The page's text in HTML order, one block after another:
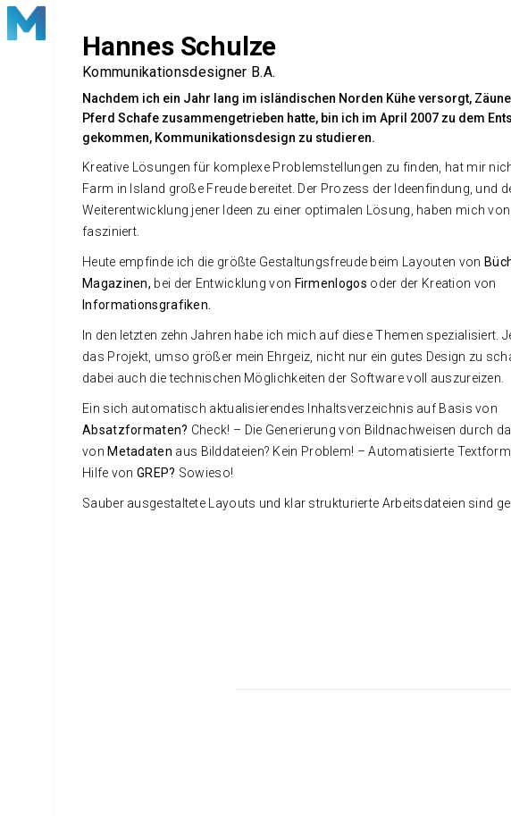
Hannes Schulze
Kommunikationsdesigner B.A.
Nachdem ich ein Jahr lang im isländischen Norden Kühe versorgt,
Pferd Schafe zusammengetrieben hatte, bin ich im April 2007 zu dem
gekommen, Kommunikationsdesign zu studieren.
Kreative Lösungen für komplexe Problemstellungen zu finden, hat mir
Farm in Island große Freude bereitet. Der Prozess der Ideenfindung, und
Weiterentwicklung jener Ideen zu einer optimalen Lösung, haben mich
fasziniert.
Heute empfinde ich die größte Gestaltungsfreude beim Layouten von
Magazinen, bei der Entwicklung von Firmenlogos oder der Kreation von
Informationsgrafiken.
In den letzten zehn Jahren habe ich mich auf diese Themen spezialisiert.
das Projekt, umso größer mein Ehrgeiz, nicht nur ein gutes Design zu
dabei auch die technischen Möglichkeiten der Software voll auszureizen.
Ein sich automatisch aktualisierendes Inhaltsverzeichnis auf Basis von
Absatzformaten? Check! – Die Generierung von Bildnachweisen durch
von Metadaten aus Bilddateien? Kein Problem! – Automatisierte
Hilfe vonGREP? Sowieso!
Sauber ausgestaltete Layouts und klar strukturierte Arbeitsdateien sind